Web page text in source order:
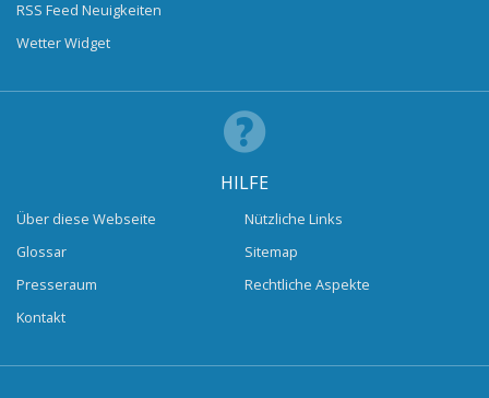
RSS Feed Neuigkeiten
Wetter Widget
HILFE
Über diese Webseite
Glossar
Presseraum
Kontakt
Nützliche Links
Sitemap
Rechtliche Aspekte